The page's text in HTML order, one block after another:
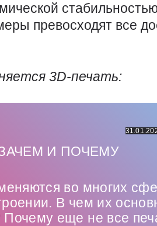
превосходят все
3D-печать:
И ПОЧЕМУ
во многих
В чем их
еще не все